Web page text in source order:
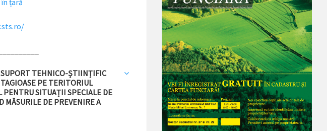
TEHNICO-ȘTIINȚIFIC
PE TERITORIUL
SITUAȚII SPECIALE DE
MĂSURILE DE PREVENIRE A